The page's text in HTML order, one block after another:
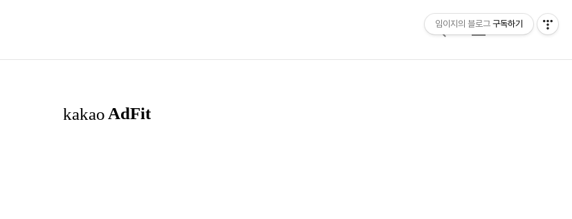
검
메
임이지의 블로그 구독하기